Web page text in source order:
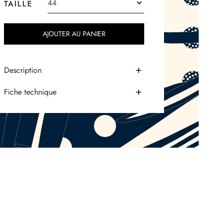
TAILLE
AJOUTER AU PANIER
Description
Fiche technique